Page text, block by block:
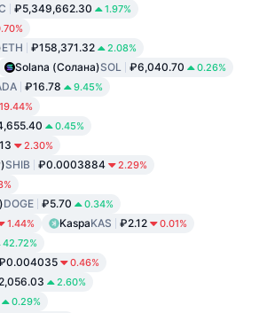
₽5,349,662.30 1.97%
ETH ₽158,371.32 2.08%
Solana (Солана)SOL ₽6,040.70 0.26%
₽16.78 9.45%
19.44%
0.45%
2.30%
SHIB ₽0.0003884 2.29%
DOGE ₽5.70 0.34%
1.44% KaspaKAS ₽2.12 0.01%
42.72%
0.46%
2.60%
0.29%